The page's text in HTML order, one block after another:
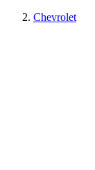
Chevrolet